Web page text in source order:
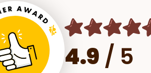
4.9 / 5